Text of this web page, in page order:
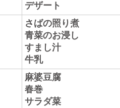
デザート
さばの照り煮
青菜のお浸し
すまし汁
牛乳
麻婆豆腐
春巻
サラダ菜